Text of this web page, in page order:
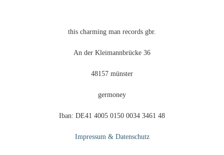
this charming man records gbr.
An der Kleimannbrücke 36
48157 münster
germoney
Iban: DE41 4005 0150 0034 3461 48
Impressum & Datenschutz